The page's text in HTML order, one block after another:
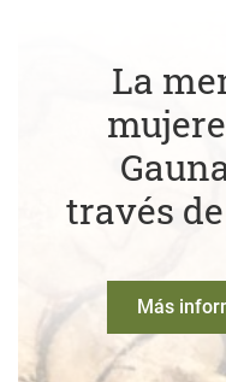
La
través
Más